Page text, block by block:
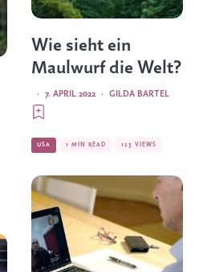
Wie sieht ein
Maulwurf die Welt?
GILDA BARTEL
·
7. APRIL 2022
·
USA 1 MIN READ 123 VIEWS